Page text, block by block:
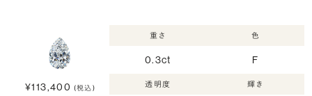
¥113,400 (税込)
重さ
0.3ct
色
F
透明度 輝き